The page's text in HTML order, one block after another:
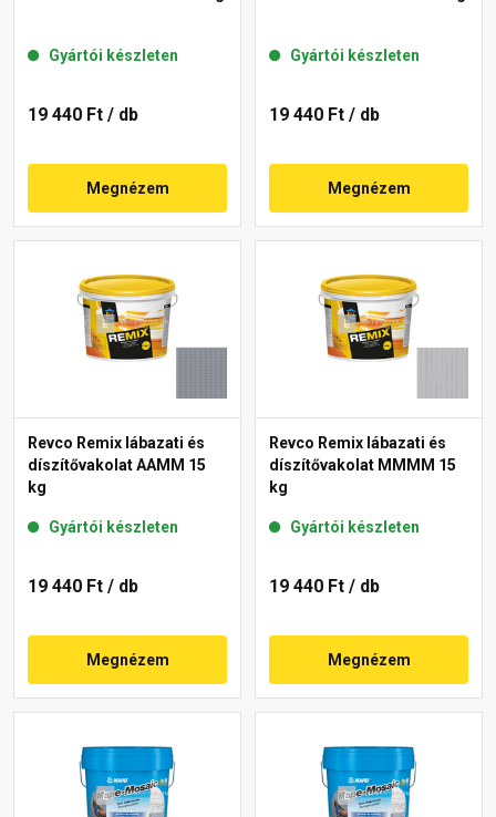
Gyártói készleten
19 440 Ft / db
Megnézem
Gyártói készleten
19 440 Ft / db
Megnézem
Revco Remix lábazati és
díszítővakolat AAMM 15
kg
Gyártói készleten
19 440 Ft / db
Megnézem
Revco Remix lábazati és
díszítővakolat MMMM 15
kg
Gyártói készleten
19 440 Ft / db
Megnézem